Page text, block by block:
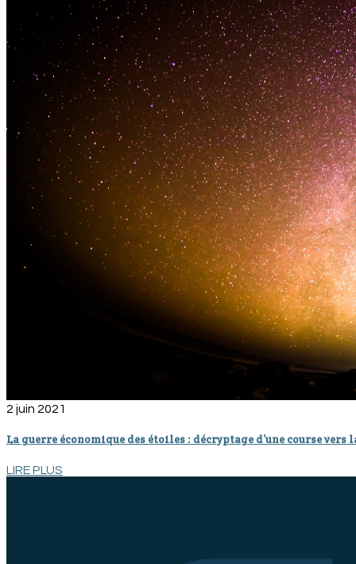
2 juin 2021
La guerre économique des étoiles : décryptage d’une course vers
LIRE PLUS